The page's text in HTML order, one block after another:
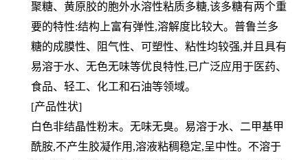
聚糖、黄原胶的胞外水溶性粘质多糖,该多糖有两个重
要的特性:结构上富有弹性,溶解度比较大。普鲁兰多
糖的成膜性、阻气性、可塑性、粘性均较强,并且具有
易溶于水、无色无味等优良特性,已广泛应用于医药、
食品、轻工、化工和石油等领域。
[产品性状]
白色非结晶性粉末。无味无臭。易溶于水、二甲基甲
酰胺,不产生胶凝作用,溶液粘稠稳定,呈中性。不溶于